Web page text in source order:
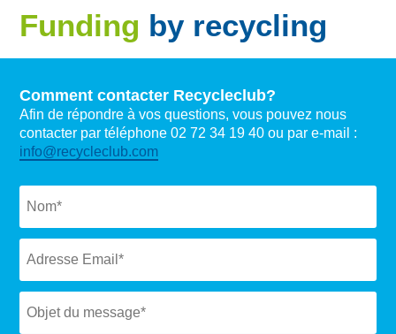
Funding by recycling
Comment contacter Recycleclub?
Afin de répondre à vos questions, vous pouvez nous
contacter par téléphone 02 72 34 19 40 ou par e-mail :
info@recycleclub.com
Naam *
Email *
Subject *